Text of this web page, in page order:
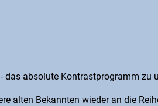
absolute Kontrastprogramm zu
alten Bekannten wieder an die